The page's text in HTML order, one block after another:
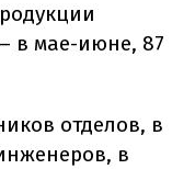
в мае-июне, 87
отделов, в
в